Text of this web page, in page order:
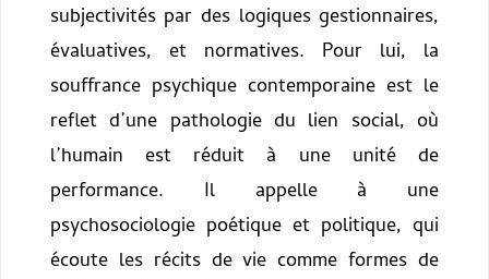
subjectivités par des logiques gestionnaires,
évaluatives, et normatives. Pour lui, la
souffrance psychique contemporaine est le
reflet d’une pathologie du lien social, où
l’humain est réduit à une unité de
performance. Il appelle à une
psychosociologie poétique et politique, qui
écoute les récits de vie comme formes de